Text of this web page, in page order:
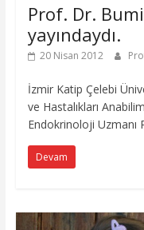
Prof. Dr.
yayındaydı.
20 Nisan 2012
İzmir Katip Çelebi
ve Hastalıkları
Endokrinoloji Uzmanı
Devam